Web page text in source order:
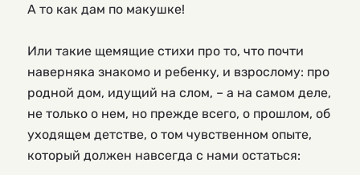
А то как дам по макушке!
Или такие щемящие стихи про то, что почти
наверняка знакомо и ребенку, и взрослому: про
родной дом, идущий на слом, – а на самом деле,
не только о нем, но прежде всего, о прошлом, об
уходящем детстве, о том чувственном опыте,
который должен навсегда с нами остаться: